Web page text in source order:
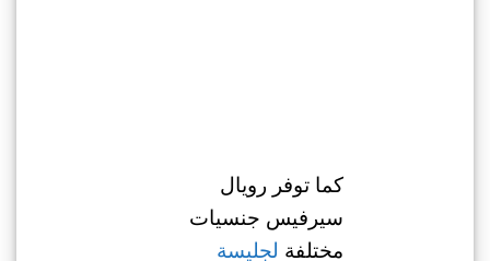
كما توفر رويال
سيرفيس جنسيات
مختلفة لجليسة